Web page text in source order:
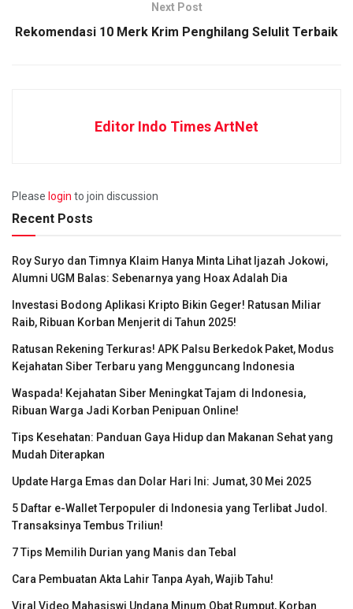
Next Post
Rekomendasi 10 Merk Krim Penghilang Selulit Terbaik
Editor Indo Times ArtNet
Please login to join discussion
Recent Posts
Roy Suryo dan Timnya Klaim Hanya Minta Lihat Ijazah Jokowi,
Alumni UGM Balas: Sebenarnya yang Hoax Adalah Dia
Investasi Bodong Aplikasi Kripto Bikin Geger! Ratusan Miliar
Raib, Ribuan Korban Menjerit di Tahun 2025!
Ratusan Rekening Terkuras! APK Palsu Berkedok Paket, Modus
Kejahatan Siber Terbaru yang Mengguncang Indonesia
Waspada! Kejahatan Siber Meningkat Tajam di Indonesia,
Ribuan Warga Jadi Korban Penipuan Online!
Tips Kesehatan: Panduan Gaya Hidup dan Makanan Sehat yang
Mudah Diterapkan
Update Harga Emas dan Dolar Hari Ini: Jumat, 30 Mei 2025
5 Daftar e-Wallet Terpopuler di Indonesia yang Terlibat Judol.
Transaksinya Tembus Triliun!
7 Tips Memilih Durian yang Manis dan Tebal
Cara Pembuatan Akta Lahir Tanpa Ayah, Wajib Tahu!
Viral Video Mahasiswi Undana Minum Obat Rumput, Korban